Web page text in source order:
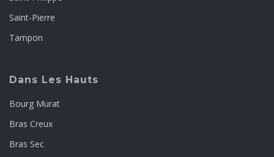
Saint-Pierre
Tampon
Dans Les Hauts
Bourg Murat
Bras Creux
Bras Sec